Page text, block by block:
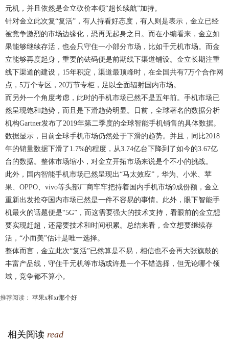
元机，并且依然是金立砍价本领“超长续航”加持。
针对金立此次复“复活”，有人持看好态度，有人则是表示，金立已经
被竞争激烈的市场边缘化，恐再无起身之日。而在小编看来，金立如
果能够继续存活，也会只守住一小部分市场，比如千元机市场。而金
立能够再度起身，重要的砝码便是前期线下渠道铺设。金立长期注重
线下渠道的建设，15年积淀，渠道最顶峰时，在全国共有7万个合作网
点，5万个专区，20万节专柜，足以全面辐射国内市场。
而另外一个角度考虑，此时的手机市场已然不是五年前。手机市场已
然呈现饱和趋势，而且是下滑趋势明显。日前，全球著名的数据分析
机构Gartner发布了2019年第二季度的全球智能手机销售的具体数据。
数据显示，目前全球手机市场仍然处于下滑的趋势。并且，同比2018
年的销量数据下滑了1.7%的程度，从3.74亿台下降到了如今的3.67亿
台的数据。整体市场缩小，对金立开拓市场来说是个不小的挑战。
此外，国内智能手机市场已然呈现出“马太效应”，华为、小米、苹
果、OPPO、vivo等头部厂商牢牢把持着国内手机市场9成份额，金立
重新出发抢夺国内市场已然是一件不容易的事情。此外，眼下智能手
机最火的话题便是“5G”，而这需要强大的技术支持，看眼前的金立想
要实现赶超，还需要技术和时间积累。总结来看，金立想要继续存
活，“小而美”估计是唯一选择。
整体而言，金立此次“复活”已然算是不易，相信也不会再大张旗鼓的
丰富产品线，守住千元机等市场或许是一个不错选择，但无论哪个领
域，竞争都不算小。
推荐阅读： 苹果x和xr那个好
相关阅读 read